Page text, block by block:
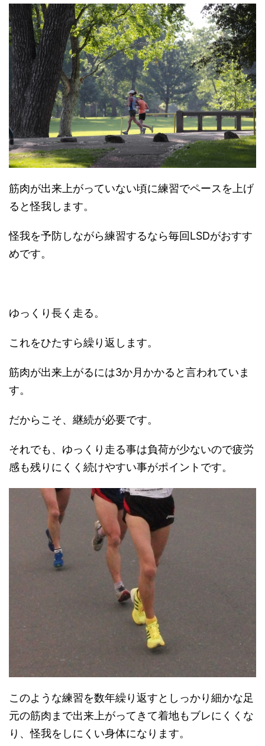
筋肉が出来上がっていない頃に練習でペースを上げ
ると怪我します。
怪我を予防しながら練習するなら毎回LSDがおすす
めです。
ゆっくり長く走る。
これをひたすら繰り返します。
筋肉が出来上がるには3か月かかると言われていま
す。
だからこそ、継続が必要です。
それでも、ゆっくり走る事は負荷が少ないので疲労
感も残りにくく続けやすい事がポイントです。
このような練習を数年繰り返すとしっかり細かな足
元の筋肉まで出来上がってきて着地もブレにくくな
り、怪我をしにくい身体になります。